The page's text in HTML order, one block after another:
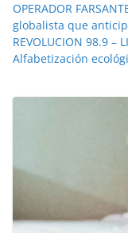
OPERADOR
globalista que
REVOLUCION 98.9 –
Alfabetización